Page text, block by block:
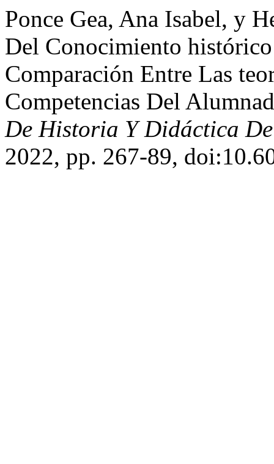
Ponce Gea, Ana Isabel, y
Del Conocimiento
Comparación Entre Las
Competencias Del
De Historia Y Didáctica
2022, pp. 267-89,